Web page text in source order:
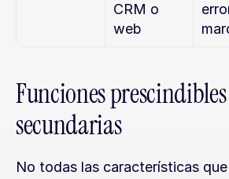
CRM o
web
Funciones
secundarias
No todas las características